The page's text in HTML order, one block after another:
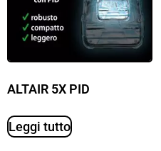
ALTAIR 5X PID
Leggi tutto